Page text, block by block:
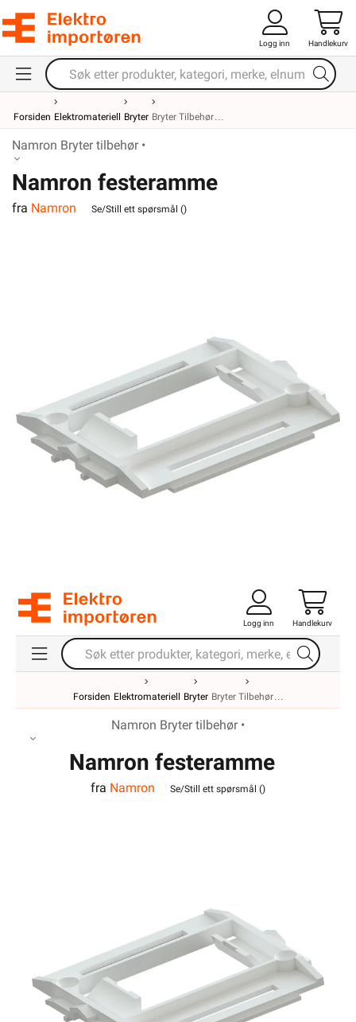
Logg inn Handlekurv
Forsiden Elektromateriell Bryter Bryter Tilbehør
Namron Bryter tilbehør •
Namron festeramme
fra Namron Se/Still ett spørsmål ()
Logg inn Handlekurv
Forsiden Elektromateriell Bryter Bryter Tilbehør
Namron Bryter tilbehør •
Namron festeramme
fra Namron Se/Still ett spørsmål ()